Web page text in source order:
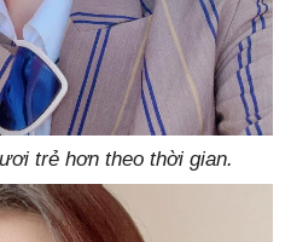
trẻ hơn theo thời gian.